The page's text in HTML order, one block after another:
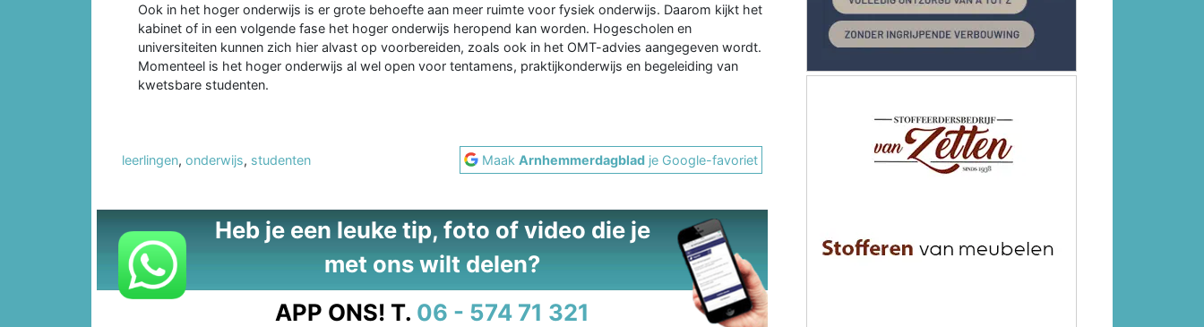
Ook in het hoger onderwijs is er grote behoefte aan meer ruimte voor fysiek onderwijs. Daarom kijkt het
kabinet of in een volgende fase het hoger onderwijs heropend kan worden. Hogescholen en
universiteiten kunnen zich hier alvast op voorbereiden, zoals ook in het OMT-advies aangegeven wordt.
Momenteel is het hoger onderwijs al wel open voor tentamens, praktijkonderwijs en begeleiding van
kwetsbare studenten.
leerlingen, onderwijs, studenten MaakArnhemmerdagblad je Google-favoriet
Heb je een leuke tip, foto of video die je
met ons wilt delen?
APP ONS! T. 06 - 574 71 321